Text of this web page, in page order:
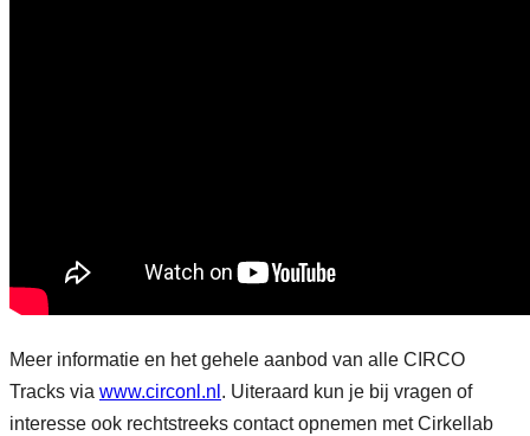
Meer informatie en het gehele aanbod van alle CIRCO
Tracks via www.circonl.nl . Uiteraard kun je bij vragen of
interesse ook rechtstreeks contact opnemen met Cirkellab